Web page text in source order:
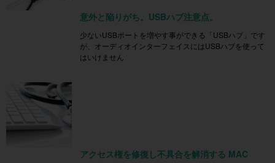
意外と陥りがち。USBハブ注意点。
少ないUSBポートを増やす事ができる「USBハブ」です
が、オーディオインターフェイスにはUSBハブを使って
はいけません
アクセス権を修復し不具合を解消する MAC